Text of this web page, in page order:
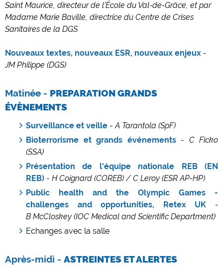
Saint Maurice, directeur de l'École du Val-de-Grâce, et par
Madame Marie Baville, directrice du Centre de Crises
Sanitaires de la DGS
Nouveaux textes, nouveaux ESR, nouveaux enjeux -
JM Philippe (DGS)
Matinée - PREPARATION GRANDS
ÉVÈNEMENTS
Surveillance et veille -A Tarantola (SpF)
Bioterrorisme et grands événements- C Ficko
(SSA)
Présentation de l'équipe nationale REB (EN
REB) - H Coignard (COREB) / C Leroy (ESR AP-HP)
Public health and the Olympic Games -
challenges and opportunities,
Retex UK
-
B McCloskey (IOC Medical and Scientific Department)
Echanges avec la salle
Après-midi - ASTREINTES ET ALERTES